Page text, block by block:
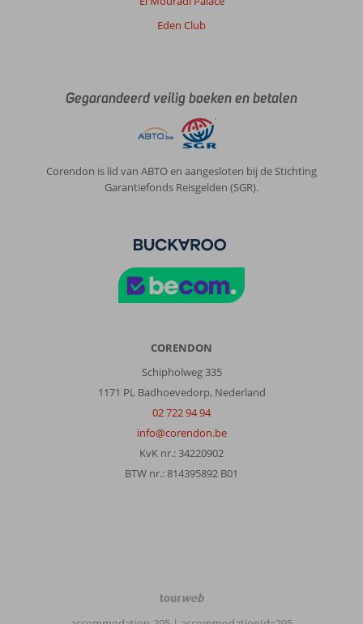
Eden Club
Gegarandeerd veilig boeken en betalen
Corendon is lid van ABTO en aangesloten bij de Stichting
Garantiefonds Reisgelden (SGR).
CORENDON
Schipholweg 335
1171 PL Badhoevedorp, Nederland
02 722 94 94
info@corendon.be
KvK nr.: 34220902
BTW nr.: 814395892 B01
TourWeb